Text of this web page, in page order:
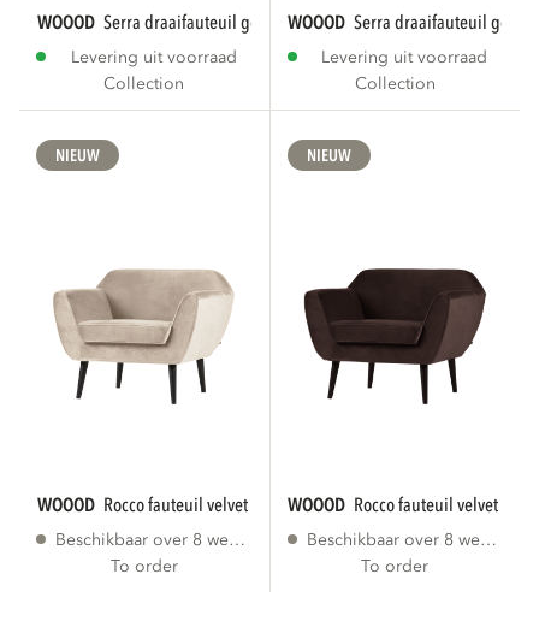
WOOOD serra draaifauteuil geweven stof off...
Levering uit voorraad
Collection
WOOOD serra draaifauteuil
Levering uit voorraad
Collection
NIEUW
WOOOD rocco fauteuil velvet off white [fsc]
Beschikbaar over 8 weken
To order
NIEUW
WOOOD rocco fauteuil velvet
Beschikbaar over 8 weken
To order